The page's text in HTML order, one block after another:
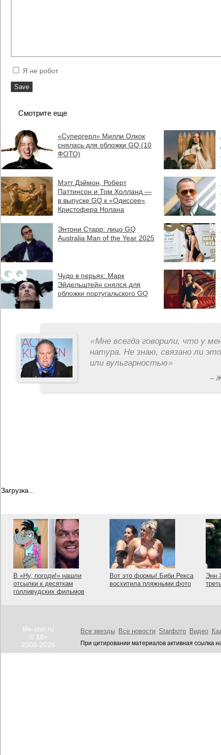
Я не робот
Смотрите еще
«Супергерл» Милли Олкок
снялась для обложки GQ (10
ФОТО)
Мэтт Дэймон, Роберт
Паттинсон и Том Холланд —
в выпуске GQ к «Одиссее»
Кристофера Нолана
Энтони Старр: лицо GQ
Australia Man of the Year 2025
Чудо в перьях: Марк
Эйдельштейн снялся для
обложки португальского GQ
«Мне всегда говорили, что у
натура. Не знаю, связано ли
или вульгарностью»
–
Загрузка...
В «Ну, погоди!» нашли
отсылки к десяткам
голливудских фильмов
Вот это формы! Биби Рекса
восхитила пляжными фото
Энн
life-star.ru
© 18+
2008-2026
Все звезды Все новости Starфото Видео
При цитировании материалов активная ссылка